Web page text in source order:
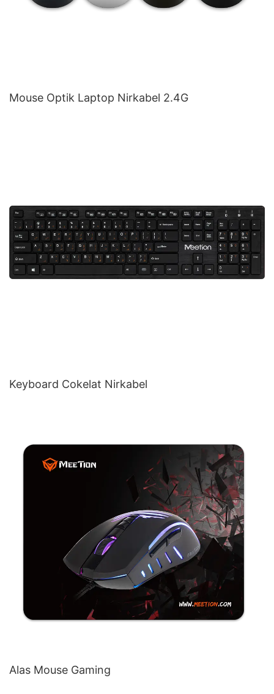
Mouse Optik Laptop Nirkabel 2.4G
Keyboard Cokelat Nirkabel
Alas Mouse Gaming